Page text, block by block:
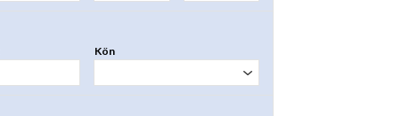
Kön